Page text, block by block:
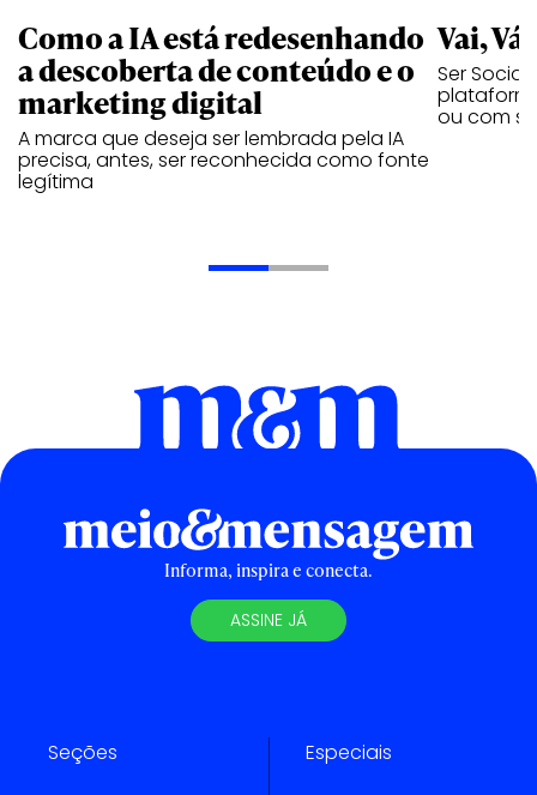
Como a IA está redesenhando
a descoberta de conteúdo e o
marketing digital
A marca que deseja ser lembrada pela IA
precisa, antes, ser reconhecida como fonte
legítima
Vai,
Ser
ou com
Informa, inspira e conecta.
ASSINE JÁ
Seções Especiais